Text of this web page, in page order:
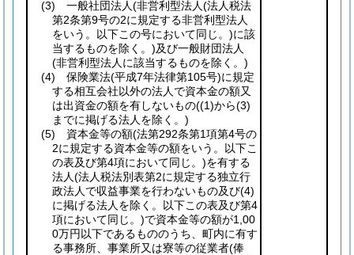
(3) 一般社団法人(非営利型法人(法人税法
第2条第9号の2に規定する非営利型法人
をいう。以下この号において同じ。)に該
当するものを除く。)及び一般財団法人
(非営利型法人に該当するものを除く。)
(4) 保険業法(平成7年法律第105号)に規定
する相互会社以外の法人で資本金の額又
は出資金の額を有しないもの((1)から(3)
までに掲げる法人を除く。)
(5) 資本金等の額(法第292条第1項第4号の
2に規定する資本金等の額をいう。以下こ
の表及び第4項において同じ。)を有する
法人(法人税法別表第2に規定する独立行
政法人で収益事業を行わないもの及び(4)
に掲げる法人を除く。以下この表及び第4
項において同じ。)で資本金等の額が1,00
0万円以下であるもののうち、町内に有す
る事務所、事業所又は寮等の従業者(俸